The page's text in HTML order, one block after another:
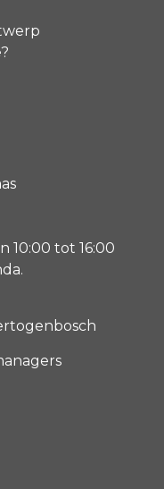
10:00 tot 16:00
.